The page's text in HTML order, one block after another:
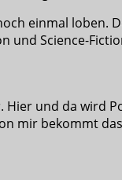
einmal
Science-
und da wird
mir bekommt